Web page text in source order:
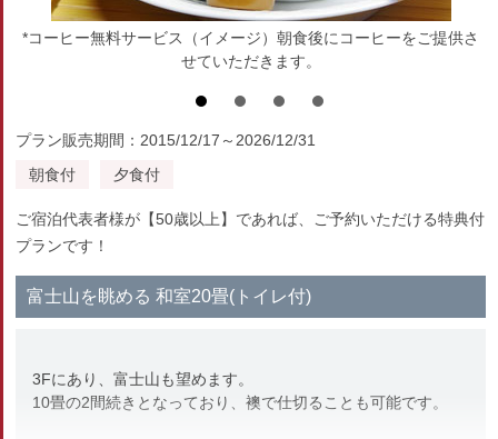
*コーヒー無料サービス（イメージ）朝食後にコーヒーをご提供さ
せていただきます。
プラン販売期間：2015/12/17～2026/12/31
朝食付
夕食付
ご宿泊代表者様が【50歳以上】であれば、ご予約いただける特典付
プランです！
富士山を眺める 和室20畳(トイレ付)
3Fにあり、富士山も望めます。
10畳の2間続きとなっており、襖で仕切ることも可能です。